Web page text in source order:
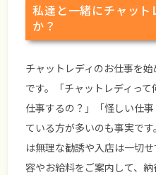
私達と一緒にチャット
か？
チャットレディのお仕事を
です。「チャットレディっ
仕事するの？」「怪しい仕
ている方が多いのも事実で
は無理な勧誘や入店は一切
容やお給料をご案内して、